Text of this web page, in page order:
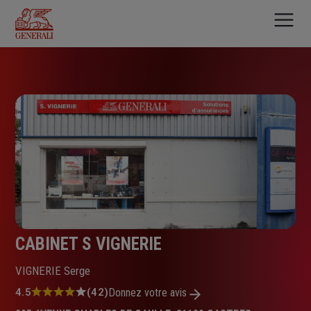
contenu
principal
CABINET S VIGNERIE
VIGNERIE Serge
Note
4.5 (42)Donnez votre avis